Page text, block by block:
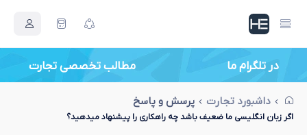
در تلگرام ما مطالب تخصصی تجارت
داشبورد تجارت پرسش و پاسخ
اگر زبان انگلیسی ما ضعیف باشد چه راهکاری را پیشنهاد میدهید؟